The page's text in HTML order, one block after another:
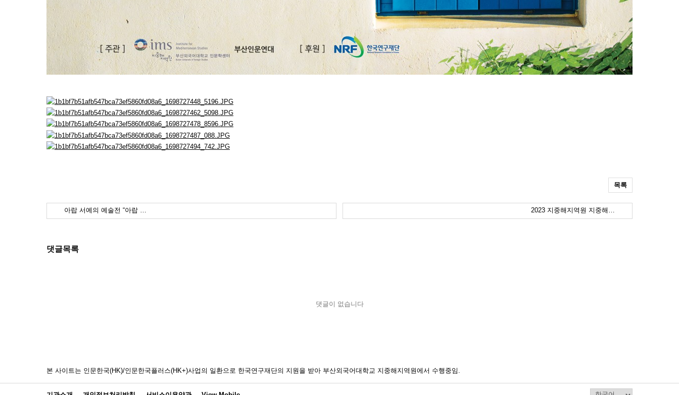
목록
아랍 서예의 예술전 “아랍 … 2023 지중해지역원 지중해…
댓글목록
댓글이 없습니다
본 사이트는 인문한국(HK)/인문한국플러스(HK+)사업의 일환으로 한국연구재단의 지원을 받아 부산외국어대학교 지중해지역원에서 수행중임.